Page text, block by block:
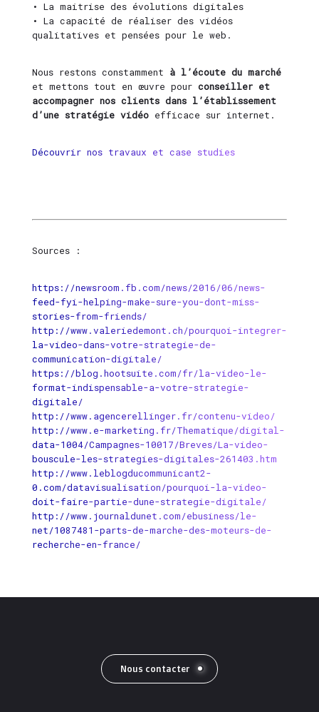
• La maitrise des évolutions digitales
• La capacité de réaliser des vidéos
qualitatives et pensées pour le web.
Nous restons constamment à l’écoute du marché
et mettons tout en œuvre pour conseiller et
accompagner nos clients dans l’établissement
d’une stratégie vidéoefficace sur internet.
Découvrir nos travaux et case studies
Sources :
https://newsroom.fb.com/news/2016/06/news-
feed-fyi-helping-make-sure-you-dont-miss-
stories-from-friends/
http://www.valeriedemont.ch/pourquoi-integrer-
la-video-dans-votre-strategie-de-
communication-digitale/
https://blog.hootsuite.com/fr/la-video-le-
format-indispensable-a-votre-strategie-
digitale/
http://www.agencerellinger.fr/contenu-video/
http://www.e-marketing.fr/Thematique/digital-
data-1004/Campagnes-10017/Breves/La-video-
bouscule-les-strategies-digitales-261403.htm
http://www.leblogducommunicant2-
0.com/datavisualisation/pourquoi-la-video-
doit-faire-partie-dune-strategie-digitale/
http://www.journaldunet.com/ebusiness/le-
net/1087481-parts-de-marche-des-moteurs-de-
recherche-en-france/
Nous contacter